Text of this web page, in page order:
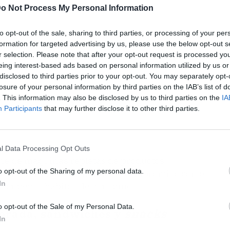
Not Process My Personal Information
opt-out of the sale, sharing to third parties, or processing of your
for targeted advertising by us, please use the below opt-out
selection. Please note that after your opt-out request is processed
interest-based ads based on personal information utilized by us
to third parties prior to your opt-out. You may separately
of your personal information by third parties on the IAB’s list of
This information may also be disclosed by us to third parties on the
Participants that may further disclose it to other third parties.
Data Processing Opt Outs
opt-out of the Sharing of my personal data.
opt-out of the Sale of my Personal Data.
sostenibles, siguiendo su compromiso con el
nuevos hábitos de consumo.
sándwiches ysnacks